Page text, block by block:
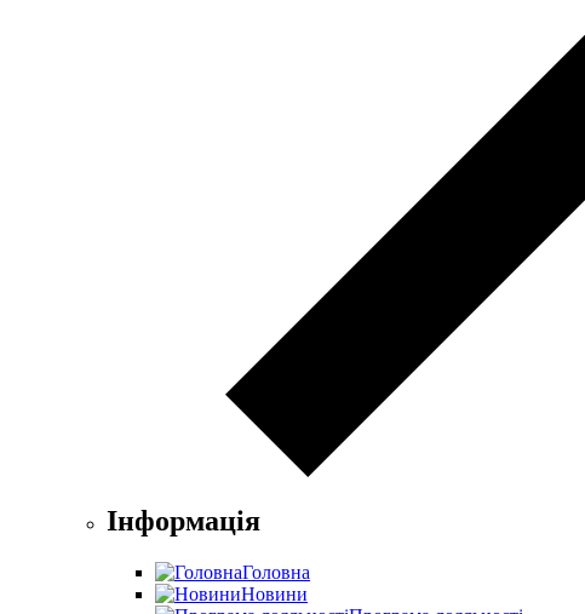
Інформація
Головна
Новини